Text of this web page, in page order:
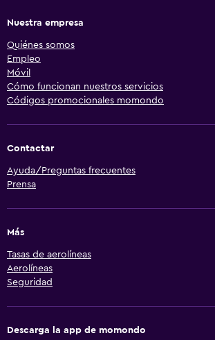
Nuestra empresa
Quiénes somos
Empleo
Móvil
Cómo funcionan nuestros servicios
Códigos promocionales momondo
Contactar
Ayuda/Preguntas frecuentes
Prensa
Más
Tasas de aerolíneas
Aerolíneas
Seguridad
Descarga la app de momondo